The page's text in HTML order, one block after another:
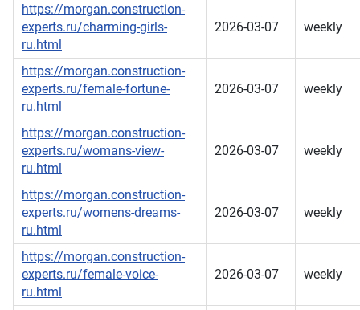
https://morgan.construction-
experts.ru/charming-girls-
ru.html
2026-03-07 weekly
https://morgan.construction-
experts.ru/female-fortune-
ru.html
2026-03-07 weekly
https://morgan.construction-
experts.ru/womans-view-
ru.html
2026-03-07 weekly
https://morgan.construction-
experts.ru/womens-dreams-
ru.html
2026-03-07 weekly
https://morgan.construction-
experts.ru/female-voice-
ru.html
2026-03-07 weekly